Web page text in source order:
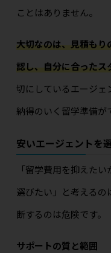
ことはありません。
大切なのは、見積も
認し、自分に合ったス
切にしているエージェ
納得のいく留学準備が
安いエージェントを
「留学費用を抑えた
選びたい」と考える
断するのは危険です。
サポートの質と範囲